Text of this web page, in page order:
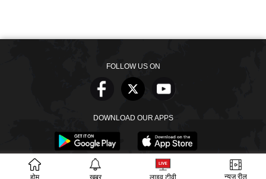
होम खबर लाइव टीवी न्यूज़ रील
FOLLOW US ON
DOWNLOAD OUR APPS